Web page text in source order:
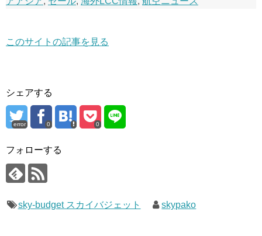
このサイトの記事を見る
シェアする
error 0 0
フォローする
sky-budget スカイバジェット skypako